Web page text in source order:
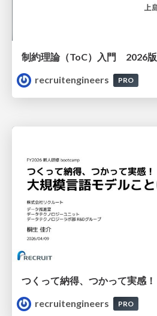
制約理論（ToC）入門 2026版
recruitengineers
PRO
recruitengineers
PRO